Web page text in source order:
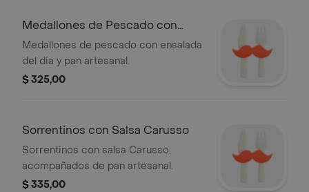
Medallones de Pescado con
Ensalada
Medallones de pescado con ensalada
del dia y pan artesanal.
$ 325,00
Sorrentinos con Salsa Carusso
Sorrentinos con salsa Carusso,
acompañados de pan artesanal.
$ 335,00